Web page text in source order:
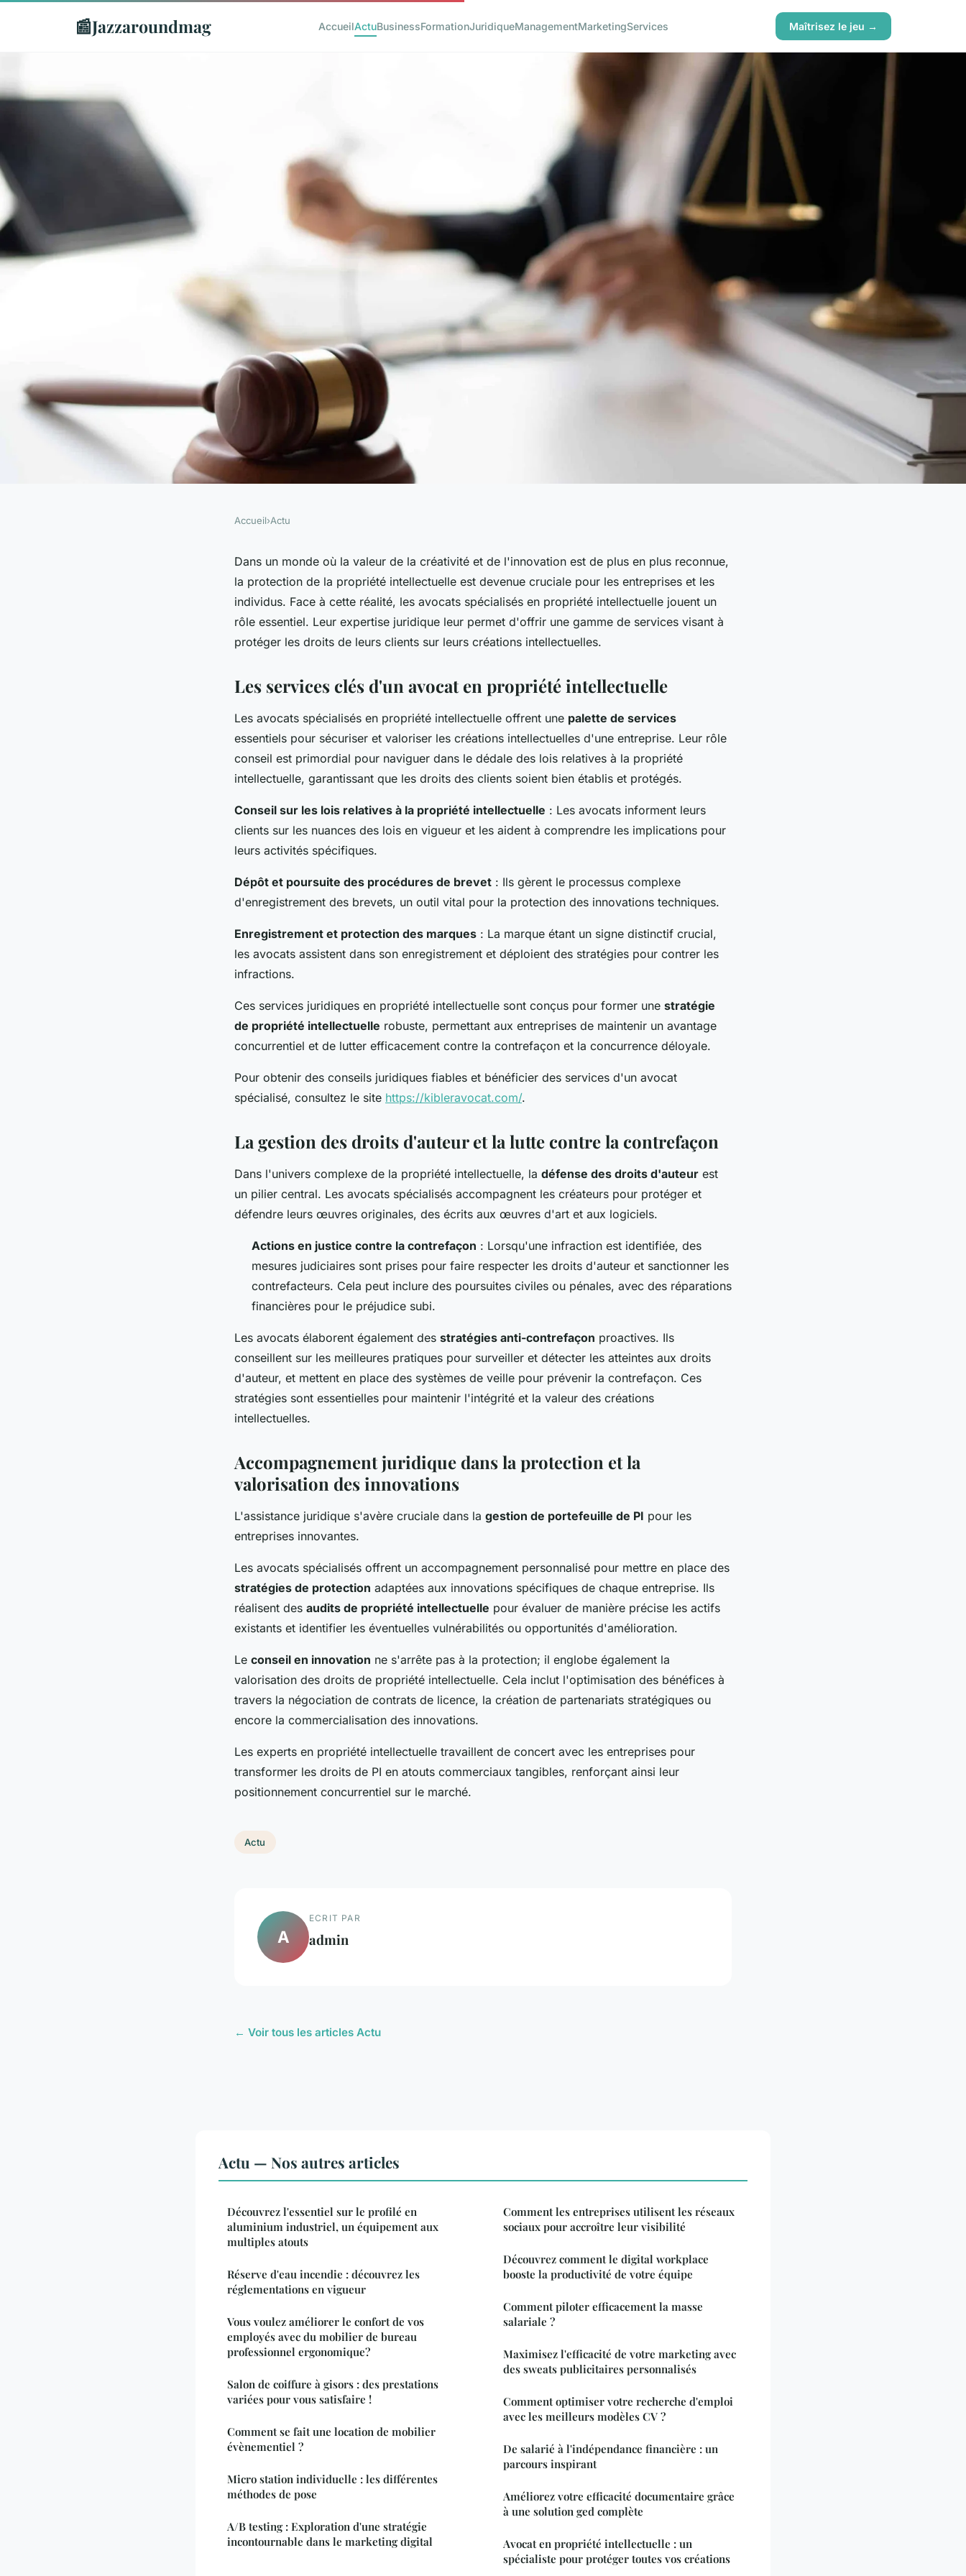
📰Jazzaroundmag AccueilActuBusinessFormationJuridiqueManagementMarketingServices Maîtrisez le jeu →
Quels sont les services d'un avocat
spécialisé en propriété intellectuelle ?
Accueil›Actu
Dans un monde où la valeur de la créativité et de l'innovation est de plus en plus reconnue,
la protection de la propriété intellectuelle est devenue cruciale pour les entreprises et les
individus. Face à cette réalité, les avocats spécialisés en propriété intellectuelle jouent un
rôle essentiel. Leur expertise juridique leur permet d'offrir une gamme de services visant à
protéger les droits de leurs clients sur leurs créations intellectuelles.
Les services clés d'un avocat en propriété intellectuelle
Les avocats spécialisés en propriété intellectuelle offrent une palette de services
essentiels pour sécuriser et valoriser les créations intellectuelles d'une entreprise. Leur rôle
conseil est primordial pour naviguer dans le dédale des lois relatives à la propriété
intellectuelle, garantissant que les droits des clients soient bien établis et protégés.
Conseil sur les lois relatives à la propriété intellectuelle : Les avocats informent leurs
clients sur les nuances des lois en vigueur et les aident à comprendre les implications pour
leurs activités spécifiques.
Dépôt et poursuite des procédures de brevet : Ils gèrent le processus complexe
d'enregistrement des brevets, un outil vital pour la protection des innovations techniques.
Enregistrement et protection des marques : La marque étant un signe distinctif crucial,
les avocats assistent dans son enregistrement et déploient des stratégies pour contrer les
infractions.
Ces services juridiques en propriété intellectuelle sont conçus pour former une stratégie
de propriété intellectuelle robuste, permettant aux entreprises de maintenir un avantage
concurrentiel et de lutter efficacement contre la contrefaçon et la concurrence déloyale.
Pour obtenir des conseils juridiques fiables et bénéficier des services d'un avocat
spécialisé, consultez le site https://kibleravocat.com/.
La gestion des droits d'auteur et la lutte contre la contrefaçon
Dans l'univers complexe de la propriété intellectuelle, la défense des droits d'auteur est
un pilier central. Les avocats spécialisés accompagnent les créateurs pour protéger et
défendre leurs œuvres originales, des écrits aux œuvres d'art et aux logiciels.
Actions en justice contre la contrefaçon : Lorsqu'une infraction est identifiée, des
mesures judiciaires sont prises pour faire respecter les droits d'auteur et sanctionner les
contrefacteurs. Cela peut inclure des poursuites civiles ou pénales, avec des réparations
financières pour le préjudice subi.
Les avocats élaborent également des stratégies anti-contrefaçon proactives. Ils
conseillent sur les meilleures pratiques pour surveiller et détecter les atteintes aux droits
d'auteur, et mettent en place des systèmes de veille pour prévenir la contrefaçon. Ces
stratégies sont essentielles pour maintenir l'intégrité et la valeur des créations
intellectuelles.
Accompagnement juridique dans la protection et la
valorisation des innovations
L'assistance juridique s'avère cruciale dans la gestion de portefeuille de PI pour les
entreprises innovantes.
Les avocats spécialisés offrent un accompagnement personnalisé pour mettre en place des
stratégies de protection adaptées aux innovations spécifiques de chaque entreprise. Ils
réalisent des audits de propriété intellectuelle pour évaluer de manière précise les actifs
existants et identifier les éventuelles vulnérabilités ou opportunités d'amélioration.
Le conseil en innovation ne s'arrête pas à la protection; il englobe également la
valorisation des droits de propriété intellectuelle. Cela inclut l'optimisation des bénéfices à
travers la négociation de contrats de licence, la création de partenariats stratégiques ou
encore la commercialisation des innovations.
Les experts en propriété intellectuelle travaillent de concert avec les entreprises pour
transformer les droits de PI en atouts commerciaux tangibles, renforçant ainsi leur
positionnement concurrentiel sur le marché.
Actu
A
ECRIT PAR
admin
← Voir tous les articles Actu
Actu — Nos autres articles
Découvrez l'essentiel sur le profilé en
aluminium industriel, un équipement aux
multiples atouts
Réserve d'eau incendie : découvrez les
réglementations en vigueur
Vous voulez améliorer le confort de vos
employés avec du mobilier de bureau
professionnel ergonomique?
Salon de coiffure à gisors : des prestations
variées pour vous satisfaire !
Comment se fait une location de mobilier
évènementiel ?
Micro station individuelle : les différentes
méthodes de pose
A/B testing : Exploration d'une stratégie
incontournable dans le marketing digital
Comment les entreprises utilisent les réseaux
sociaux pour accroître leur visibilité
Découvrez comment le digital workplace
booste la productivité de votre équipe
Comment piloter efficacement la masse
salariale ?
Maximisez l'efficacité de votre marketing avec
des sweats publicitaires personnalisés
Comment optimiser votre recherche d'emploi
avec les meilleurs modèles CV ?
De salarié à l'indépendance financière : un
parcours inspirant
Améliorez votre efficacité documentaire grâce
à une solution ged complète
Avocat en propriété intellectuelle : un
spécialiste pour protéger toutes vos créations